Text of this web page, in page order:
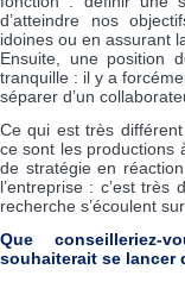
d’atteindre nos
idoines ou en assurant
Ensuite, une position
tranquille : il y a
séparer d’un
Ce qui est très différent
ce sont les productions
de stratégie en
l’entreprise : c’est très
recherche s’écoulent
Que
souhaiterait se lancer